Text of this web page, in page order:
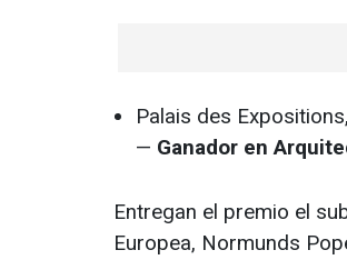
Palais des
— Ganador en
Entregan el premio el
Europea, Normunds